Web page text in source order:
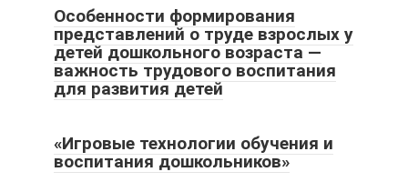
Особенности формирования
представлений о труде взрослых у
детей дошкольного возраста —
важность трудового воспитания
для развития детей
«Игровые технологии обучения и
воспитания дошкольников»